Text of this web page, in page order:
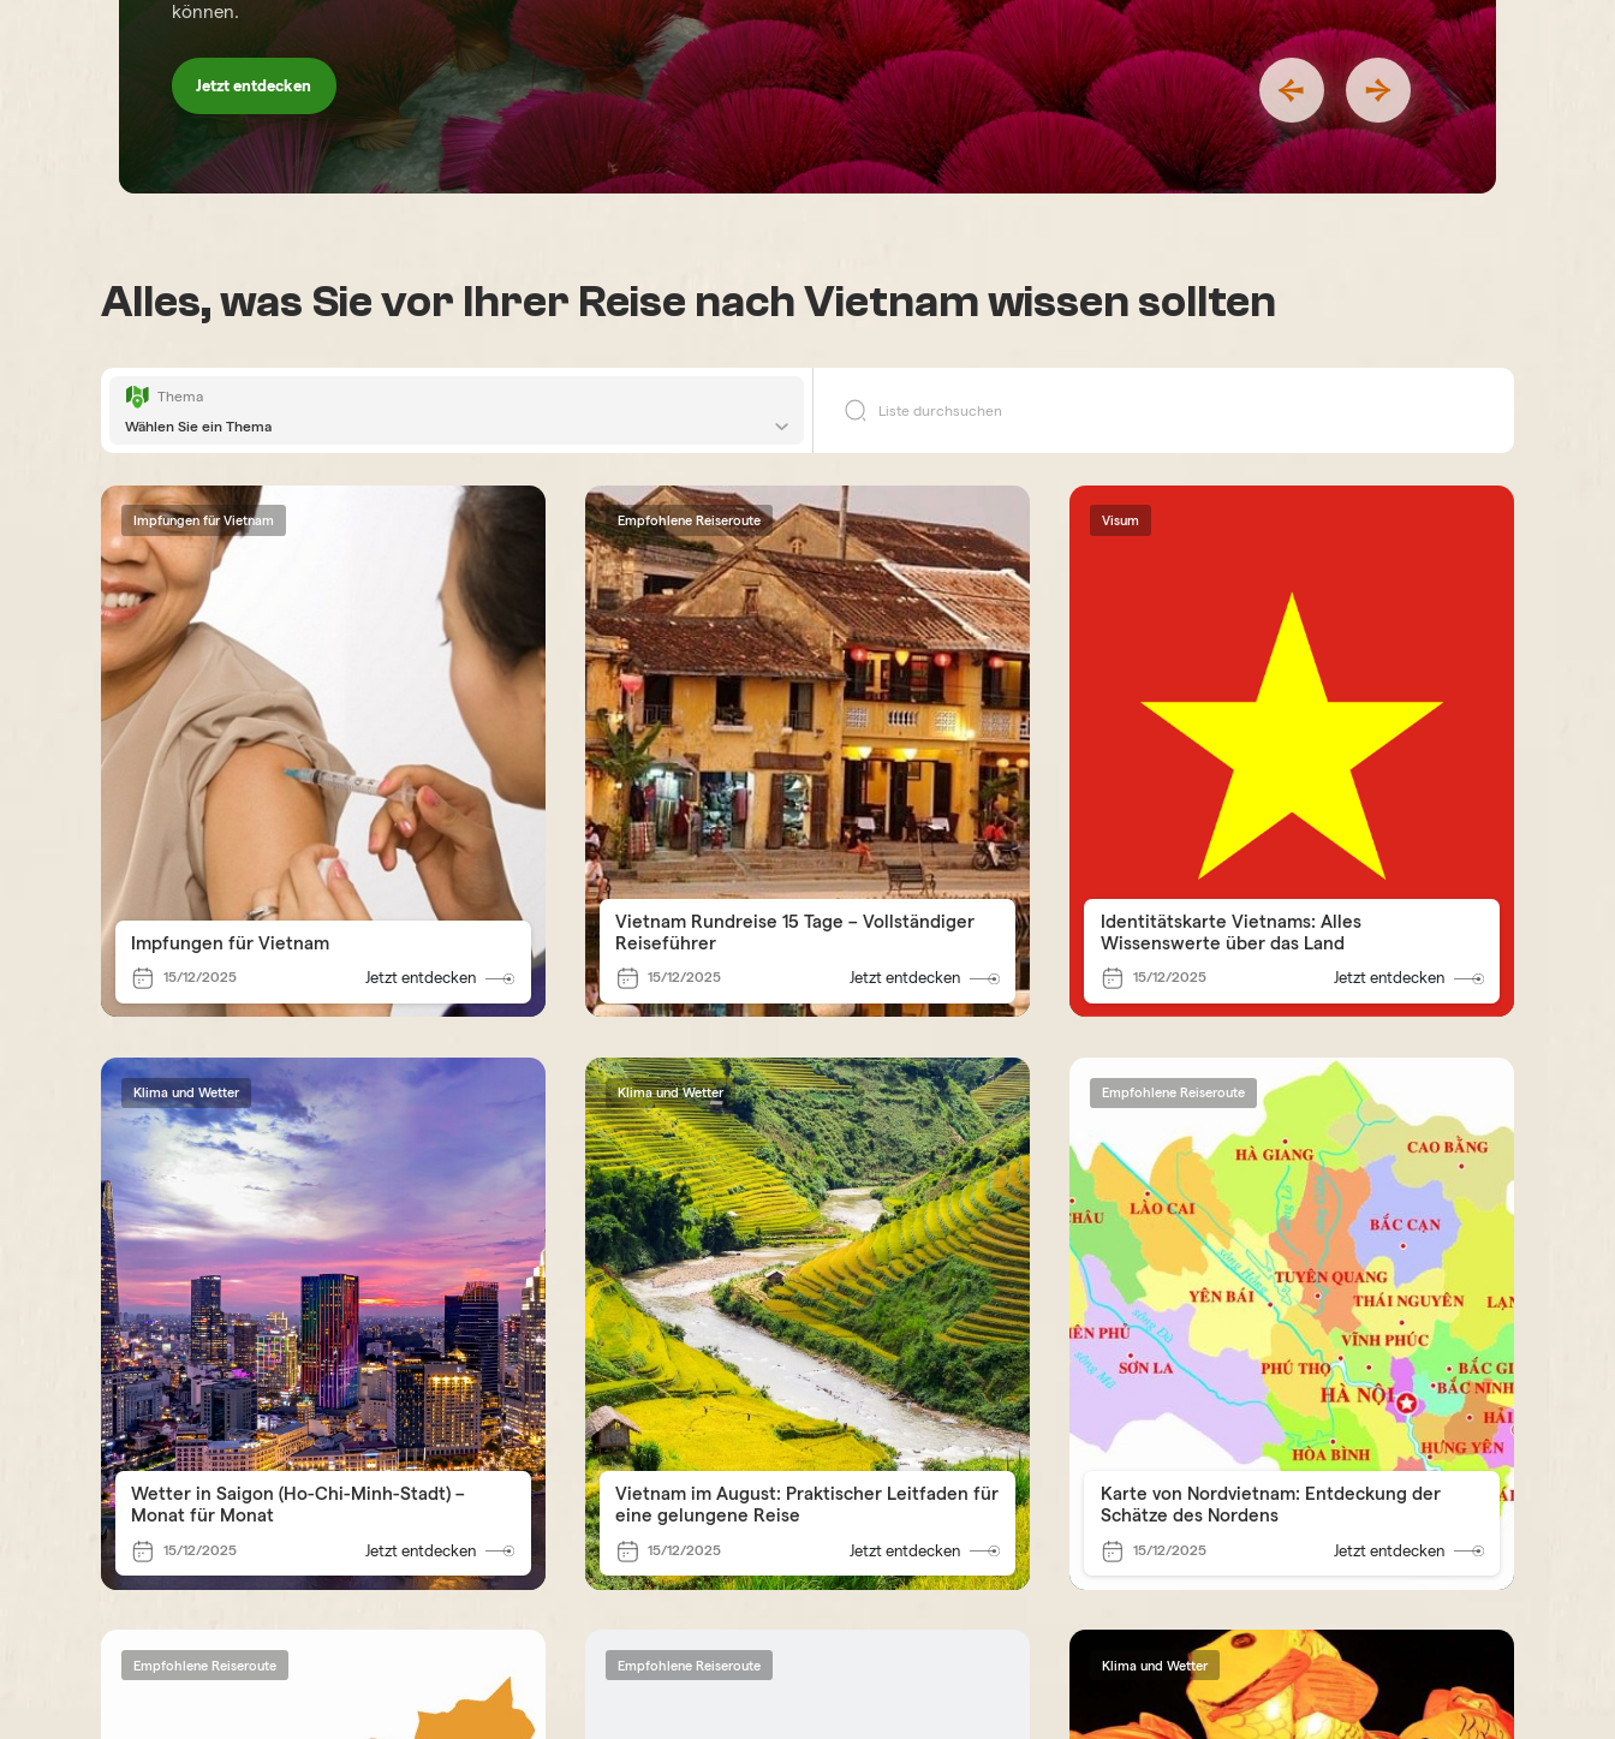
können.
Jetzt entdecken
Alles, was Sie vor Ihrer Reise nach Vietnam wissen sollten
Thema
Wählen Sie ein Thema
Impfungen für Vietnam
Impfungen für Vietnam
15/12/2025 Jetzt entdecken
Empfohlene Reiseroute
Vietnam Rundreise 15 Tage – Vollständiger
Reiseführer
15/12/2025 Jetzt entdecken
Visum
Identitätskarte Vietnams: Alles
Wissenswerte über das Land
15/12/2025 Jetzt entdecken
Klima und Wetter
Wetter in Saigon (Ho-Chi-Minh-Stadt) –
Monat für Monat
15/12/2025 Jetzt entdecken
Klima und Wetter
Vietnam im August: Praktischer Leitfaden für
eine gelungene Reise
15/12/2025 Jetzt entdecken
Empfohlene Reiseroute
Karte von Nordvietnam: Entdeckung der
Schätze des Nordens
15/12/2025 Jetzt entdecken
Empfohlene Reiseroute Empfohlene Reiseroute Klima und Wetter